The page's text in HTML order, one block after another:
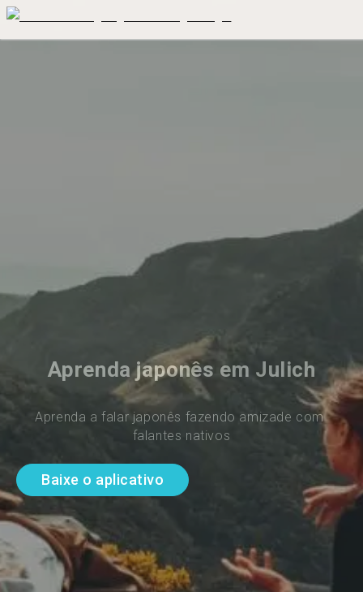
Aprenda japonês em Julich
Aprenda a falar japonês fazendo amizade com
falantes nativos
Baixe o aplicativo